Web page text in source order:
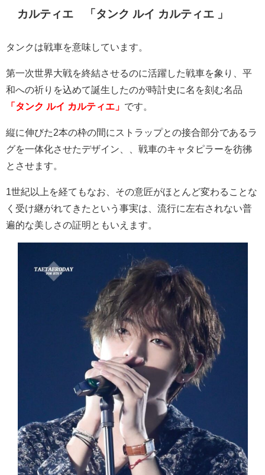
カルティエ 「タンク ルイ カルティエ 」
タンクは戦車を意味しています。
第一次世界大戦を終結させるのに活躍した戦車を象り、平
和への祈りを込めて誕生したのが時計史に名を刻む名品
「タンク ルイ カルティエ」 です。
縦に伸びた2本の枠の間にストラップとの接合部分であるラ
グを一体化させたデザイン、、戦車のキャタピラーを彷彿
とさせます。
1世紀以上を経てもなお、その意匠がほとんど変わることな
く受け継がれてきたという事実は、流行に左右されない普
遍的な美しさの証明ともいえます。